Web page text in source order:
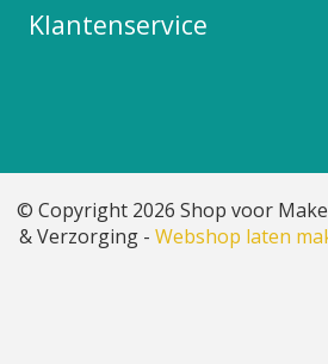
Klantenservice
© Copyright 2026 Shop voor
& Verzorging - Webshop laten